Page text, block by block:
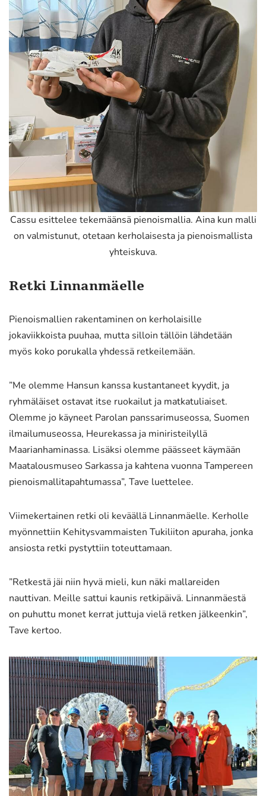
Cassu esittelee tekemäänsä pienoismallia. Aina kun malli
on valmistunut, otetaan kerholaisesta ja pienoismallista
yhteiskuva.
Retki Linnanmäelle
Pienoismallien rakentaminen on kerholaisille
jokaviikkoista puuhaa, mutta silloin tällöin lähdetään
myös koko porukalla yhdessä retkeilemään.
”Me olemme Hansun kanssa kustantaneet kyydit, ja
ryhmäläiset ostavat itse ruokailut ja matkatuliaiset.
Olemme jo käyneet Parolan panssarimuseossa, Suomen
ilmailumuseossa, Heurekassa ja miniristeilyllä
Maarianhaminassa. Lisäksi olemme päässeet käymään
Maatalousmuseo Sarkassa ja kahtena vuonna Tampereen
pienoismallitapahtumassa”, Tave luettelee.
Viimekertainen retki oli keväällä Linnanmäelle. Kerholle
myönnettiin Kehitysvammaisten Tukiliiton apuraha, jonka
ansiosta retki pystyttiin toteuttamaan.
”Retkestä jäi niin hyvä mieli, kun näki mallareiden
nauttivan. Meille sattui kaunis retkipäivä. Linnanmäestä
on puhuttu monet kerrat juttuja vielä retken jälkeenkin”,
Tave kertoo.